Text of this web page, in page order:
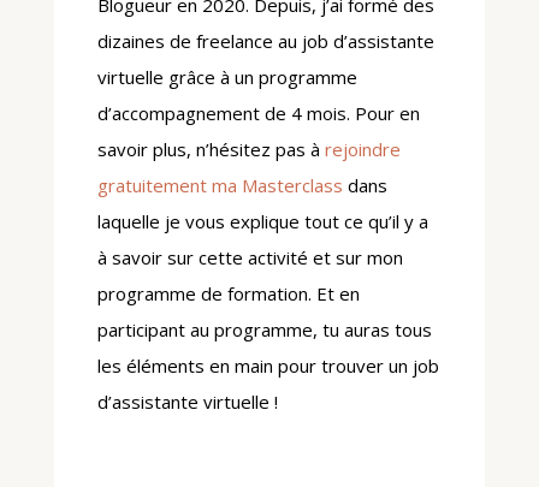
dizaines de freelance au job d’assistante
virtuelle grâce à un programme
d’accompagnement de 4 mois. Pour en
savoir plus, n’hésitez pas à rejoindre
gratuitement ma Masterclass dans
laquelle je vous explique tout ce qu’il y a
à savoir sur cette activité et sur mon
programme de formation. Et en
participant au programme, tu auras tous
les éléments en main pour trouver un job
d’assistante virtuelle !